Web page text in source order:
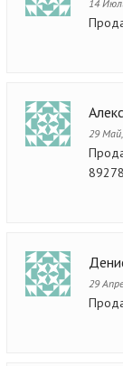
14
29
29